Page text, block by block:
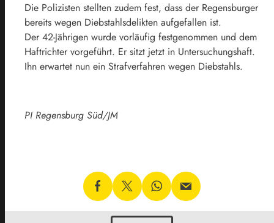
Die Polizisten stellten zudem fest, dass der Regensburger
bereits wegen Diebstahlsdelikten aufgefallen ist.
Der 42-Jährigen wurde vorläufig festgenommen und dem
Haftrichter vorgeführt. Er sitzt jetzt in Untersuchungshaft.
Ihn erwartet nun ein Strafverfahren wegen Diebstahls.
PI Regensburg Süd/JM